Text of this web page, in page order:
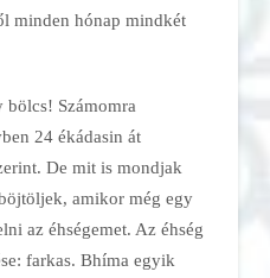
minden hónap mindkét
Számomra
24 ékádasin át
De mit is mondjak
amikor még egy
az éhségemet. Az éhség
farkas. Bhíma egyik